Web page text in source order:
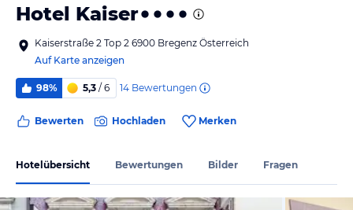
Hotel Kaiser
Kaiserstraße 2 Top 2 6900 Bregenz Österreich
Auf Karte anzeigen
98% 5,3 / 6 14 Bewertungen
Bewerten Hochladen Merken
Hotelübersicht Bewertungen Bilder Fragen